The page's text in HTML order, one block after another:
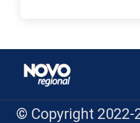
© Copyright 2022-